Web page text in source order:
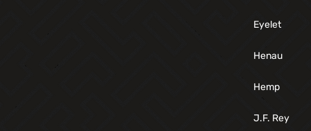
Eyelet
Henau
Hemp
J.F. Rey